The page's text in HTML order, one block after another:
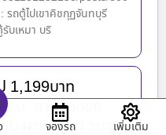
ถตู้ไปเขาคิชกุฏจันทบุรี
บเหมา บริ
1,199บาท
น. ลานจอดรถ
น ผาหินซ้อน วนอุ…
จองรถ เพิ่มเติม